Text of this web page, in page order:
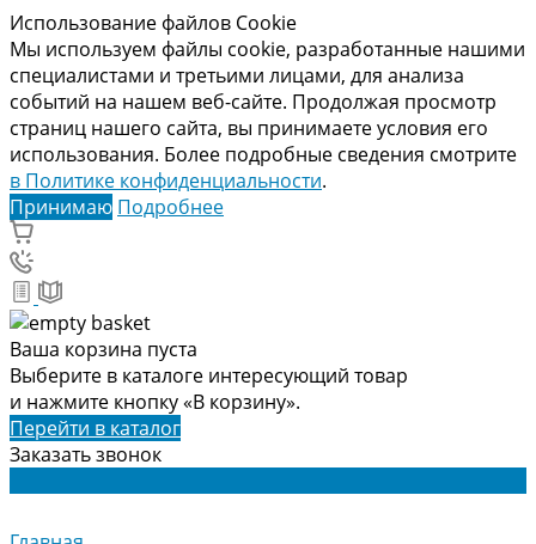
Использование файлов Cookie
Мы используем файлы cookie, разработанные нашими
специалистами и третьими лицами, для анализа
событий на нашем веб-сайте. Продолжая просмотр
страниц нашего сайта, вы принимаете условия его
использования. Более подробные сведения смотрите
в Политике конфиденциальности.
Принимаю Подробнее
Ваша корзина пуста
Выберите в каталоге интересующий товар
и нажмите кнопку «В корзину».
Перейти в каталог
Заказать звонок